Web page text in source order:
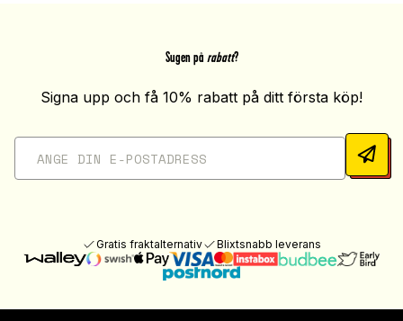
Sugen på rabatt?
Signa upp och få 10% rabatt på ditt första köp!
Gratis fraktalternativ Blixtsnabb leverans